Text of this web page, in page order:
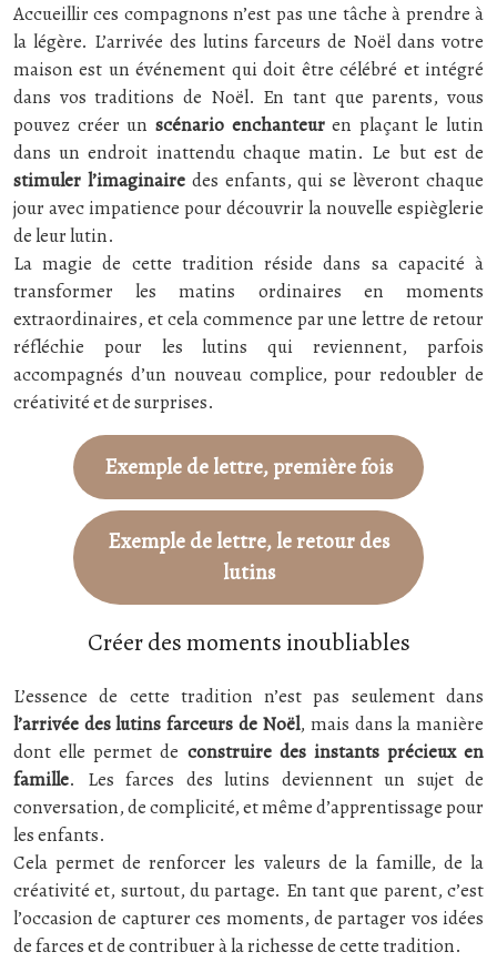
Accueillir ces compagnons n’est pas une tâche à prendre à
la légère. L’arrivée des lutins farceurs de Noël dans votre
maison est un événement qui doit être célébré et intégré
dans vos traditions de Noël. En tant que parents, vous
pouvez créer un scénario enchanteuren plaçant le lutin
dans un endroit inattendu chaque matin. Le but est de
stimuler l’imaginairedes enfants, qui se lèveront chaque
jour avec impatience pour découvrir la nouvelle espièglerie
de leur lutin.
La magie de cette tradition réside dans sa capacité à
transformer les matins ordinaires en moments
extraordinaires, et cela commence par une lettre de retour
réfléchie pour les lutins qui reviennent, parfois
accompagnés d’un nouveau complice, pour redoubler de
créativité et de surprises.
Exemple de lettre, première fois
Exemple de lettre, le retour des
lutins
Créer des moments inoubliables
L’essence de cette tradition n’est pas seulement dans
l’arrivée des lutins farceurs de Noël, mais dans la manière
dont elle permet de construire des instants précieux en
famille. Les farces des lutins deviennent un sujet de
conversation, de complicité, et même d’apprentissage pour
les enfants.
Cela permet de renforcer les valeurs de la famille, de la
créativité et, surtout, du partage. En tant que parent, c’est
l’occasion de capturer ces moments, de partager vos idées
de farces et de contribuer à la richesse de cette tradition.